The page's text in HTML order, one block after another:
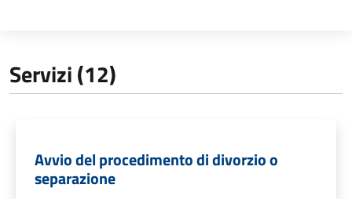
Servizi (12)
Avvio del procedimento di divorzio o
separazione